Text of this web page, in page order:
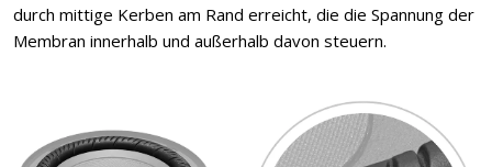
durch mittige Kerben am Rand erreicht, die die Spannung der
Membran innerhalb und außerhalb davon steuern.